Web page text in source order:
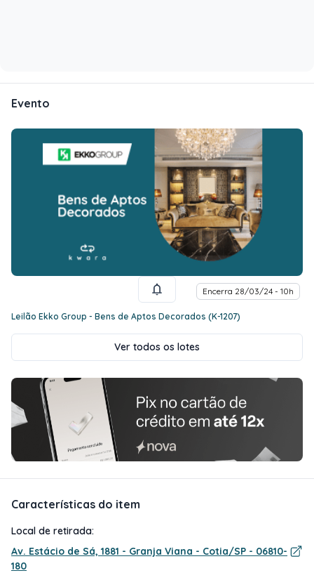
Evento
Encerra 28/03/24 - 10h
Leilão Ekko Group - Bens de Aptos Decorados (K-1207)
Ver todos os lotes
Características do item
Local de retirada:
Av. Estácio de Sá, 1881 - Granja Viana - Cotia/SP - 06810-
180